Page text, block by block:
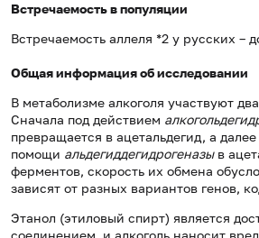
Встречаемость в популяции
Встречаемость аллеля *2 у русских –
Общая информация об исследовании
В метаболизме алкоголя участвуют
Сначала под действием
превращается в ацетальдегид, а
помощи альдегиддегидрогеназыв
ферментов, скорость их обмена
зависят от разных вариантов генов,
Этанол (этиловый спирт) является